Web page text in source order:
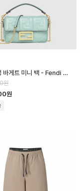
펜디 여성 바게트 미니 백 - Fendi Womens Baguette Mini Bag - …
원
원